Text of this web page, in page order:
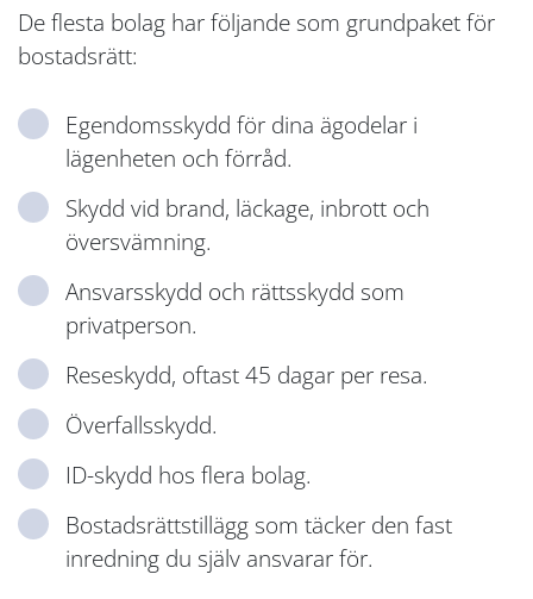
De flesta bolag har följande som grundpaket för
bostadsrätt:
Egendomsskydd för dina ägodelar i
lägenheten och förråd.
Skydd vid brand, läckage, inbrott och
översvämning.
Ansvarsskydd och rättsskydd som
privatperson.
Reseskydd, oftast 45 dagar per resa.
Överfallsskydd.
ID-skydd hos flera bolag.
Bostadsrättstillägg som täcker den fast
inredning du själv ansvarar för.